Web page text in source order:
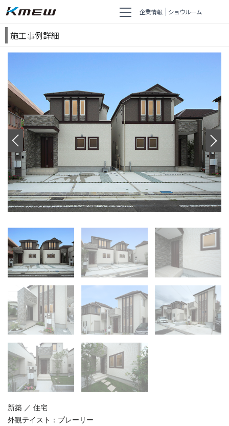
企業情報 ショウルーム
施工事例詳細
新築 ／ 住宅
外観テイスト： プレーリー